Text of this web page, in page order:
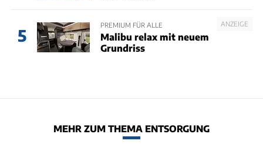
5
ANZEIGE
PREMIUM FÜR ALLE
Malibu relax mit neuem
Grundriss
MEHR ZUM THEMA ENTSORGUNG